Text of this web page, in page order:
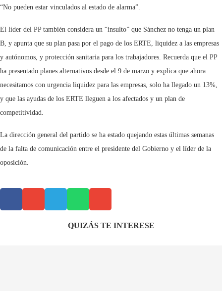
“No pueden estar vinculados al estado de alarma”.
El líder del PP también considera un “insulto” que Sánchez no tenga un plan
B, y apunta que su plan pasa por el pago de los ERTE, liquidez a las empresas
y autónomos, y protección sanitaria para los trabajadores. Recuerda que el PP
ha presentado planes alternativos desde el 9 de marzo y explica que ahora
necesitamos con urgencia liquidez para las empresas, solo ha llegado un 13%,
y que las ayudas de los ERTE lleguen a los afectados y un plan de
competitividad.
La dirección general del partido se ha estado quejando estas últimas semanas
de la falta de comunicación entre el presidente del Gobierno y el líder de la
oposición.
QUIZÁS TE INTERESE